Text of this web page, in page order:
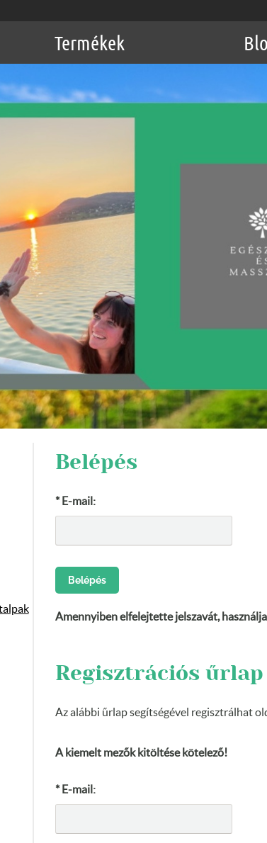
Termékek
Belépés
* E-mail:
Amennyiben elfelejtette jelszavát,
Regisztrációs űrlap
Az alábbi űrlap segítségével regisztrálhat
A kiemelt mezők kitöltése kötelező!
* E-mail: